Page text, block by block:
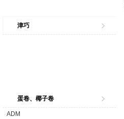
津巧
蛋卷、椰子卷
ADM